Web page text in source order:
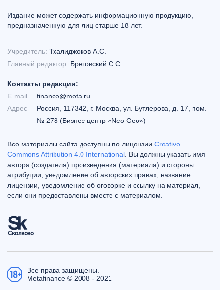
Издание может содержать информационную продукцию,
предназначенную для лиц старше 18 лет.
Учредитель: Тхалиджоков А.С.
Главный редактор: Бреговский С.С.
Контакты редакции:
E-mail:
finance@meta.ru
Адрес:
Россия, 117342, г. Москва, ул. Бутлерова, д. 17, пом.
№ 278 (Бизнес центр «Neo Geo»)
Все материалы сайта доступны по лицензии Creative
Commons Attribution 4.0 International . Вы должны указать имя
автора (создателя) произведения (материала) и стороны
атрибуции, уведомление об авторских правах, название
лицензии, уведомление об оговорке и ссылку на материал,
если они предоставлены вместе с материалом.
Все права защищены.
Metafinance © 2008 - 2021